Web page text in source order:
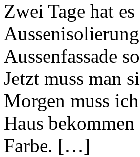
Zwei Tage hat
Aussenfassade
Jetzt muss man
Morgen muss
Haus
Farbe. […]